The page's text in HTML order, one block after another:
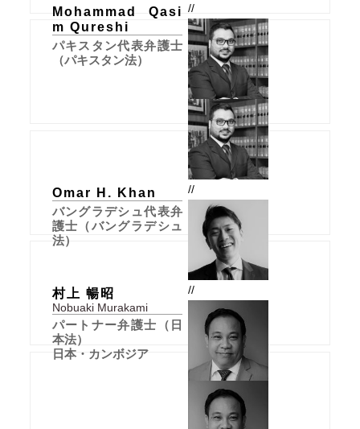
Mohammad Qasi
m Qureshi
パキスタン代表弁護士
（パキスタン法）
//
Omar H. Khan
バングラデシュ代表弁
護士（バングラデシュ
法）
//
村上 暢昭
Nobuaki Murakami
パートナー弁護士（日
本法）
日本・カンボジア
//